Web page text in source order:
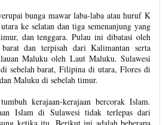
bunga mawar laba-laba atau huruf K
ke selatan dan tiga semenanjung yang
dan tenggara. Pulau ini dibatasi oleh
dan terpisah dari Kalimantan serta
Maluku oleh Laut Maluku. Sulawesi
di sebelah barat, Filipina di utara, Flores di
Maluku di sebelah timur.
kerajaan-kerajaan bercorak Islam.
Islam di Sulawesi tidak terlepas dari